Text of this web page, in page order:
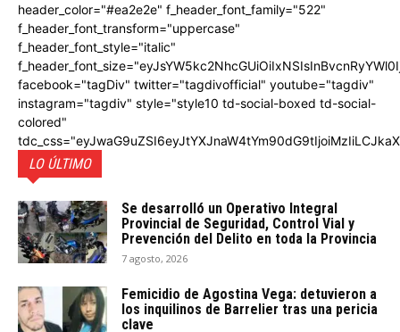
header_color="#ea2e2e" f_header_font_family="522"
f_header_font_transform="uppercase"
f_header_font_style="italic"
facebook="tagDiv" twitter="tagdivofficial" youtube="tagdiv"
instagram="tagdiv" style="style10 td-social-boxed td-social-
colored"
LO ÚLTIMO
Se desarrolló un Operativo Integral
Provincial de Seguridad, Control Vial y
Prevención del Delito en toda la Provincia
7 agosto, 2026
Femicidio de Agostina Vega: detuvieron a
los inquilinos de Barrelier tras una pericia
clave